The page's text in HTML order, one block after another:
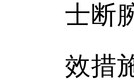
士断
效措